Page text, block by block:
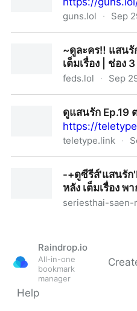
guns.lol · Sep
~ดูละคร‼️ แสนรั
เต็มเรื่อง | ช่อง
feds.lol · Sep
ดูแสนรัก Ep.19
https://
teletype.link ·
-+ดูซีรีส์'แสนรัก
หลัง เต็มเรื่อง
Raindrop.io
All-in-one
bookmark
manager
Help